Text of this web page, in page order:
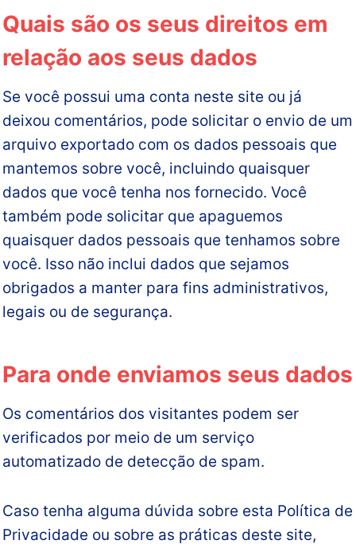
Quais são os seus direitos em
relação aos seus dados
Se você possui uma conta neste site ou já
deixou comentários, pode solicitar o envio de um
arquivo exportado com os dados pessoais que
mantemos sobre você, incluindo quaisquer
dados que você tenha nos fornecido. Você
também pode solicitar que apaguemos
quaisquer dados pessoais que tenhamos sobre
você. Isso não inclui dados que sejamos
obrigados a manter para fins administrativos,
legais ou de segurança.
Para onde enviamos seus dados
Os comentários dos visitantes podem ser
verificados por meio de um serviço
automatizado de detecção de spam.
Caso tenha alguma dúvida sobre esta Política de
Privacidade ou sobre as práticas deste site,